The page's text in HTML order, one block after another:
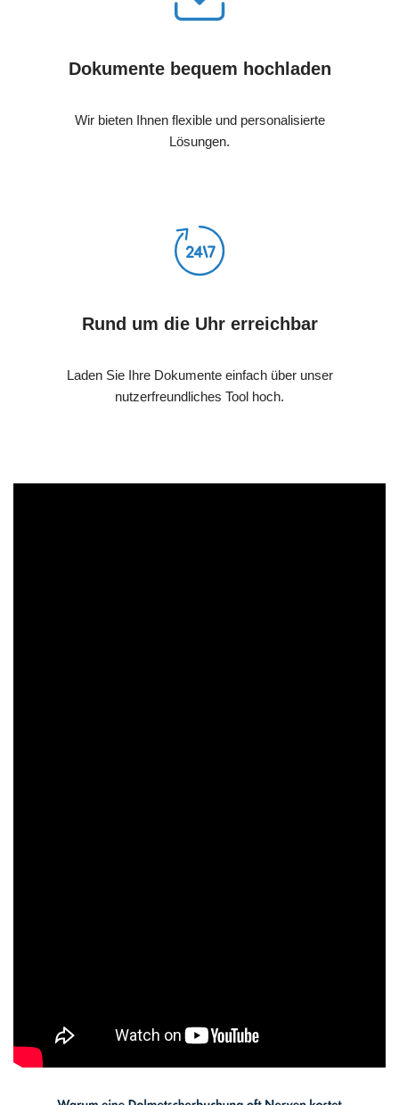
Dokumente bequem hochladen
Wir bieten Ihnen flexible und personalisierte
Lösungen.
Rund um die Uhr erreichbar
Laden Sie Ihre Dokumente einfach über unser
nutzerfreundliches Tool hoch.